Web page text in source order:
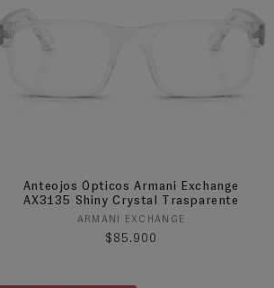
Anteojos Ópticos Armani Exchange
AX3135 Shiny Crystal Trasparente
Proveedor:
ARMANI EXCHANGE
Precio habitual
$85.900